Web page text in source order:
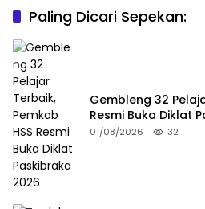
Paling Dicari Sepekan:
Gembleng 32
Resmi Buka Diklat
01/08/2026 32